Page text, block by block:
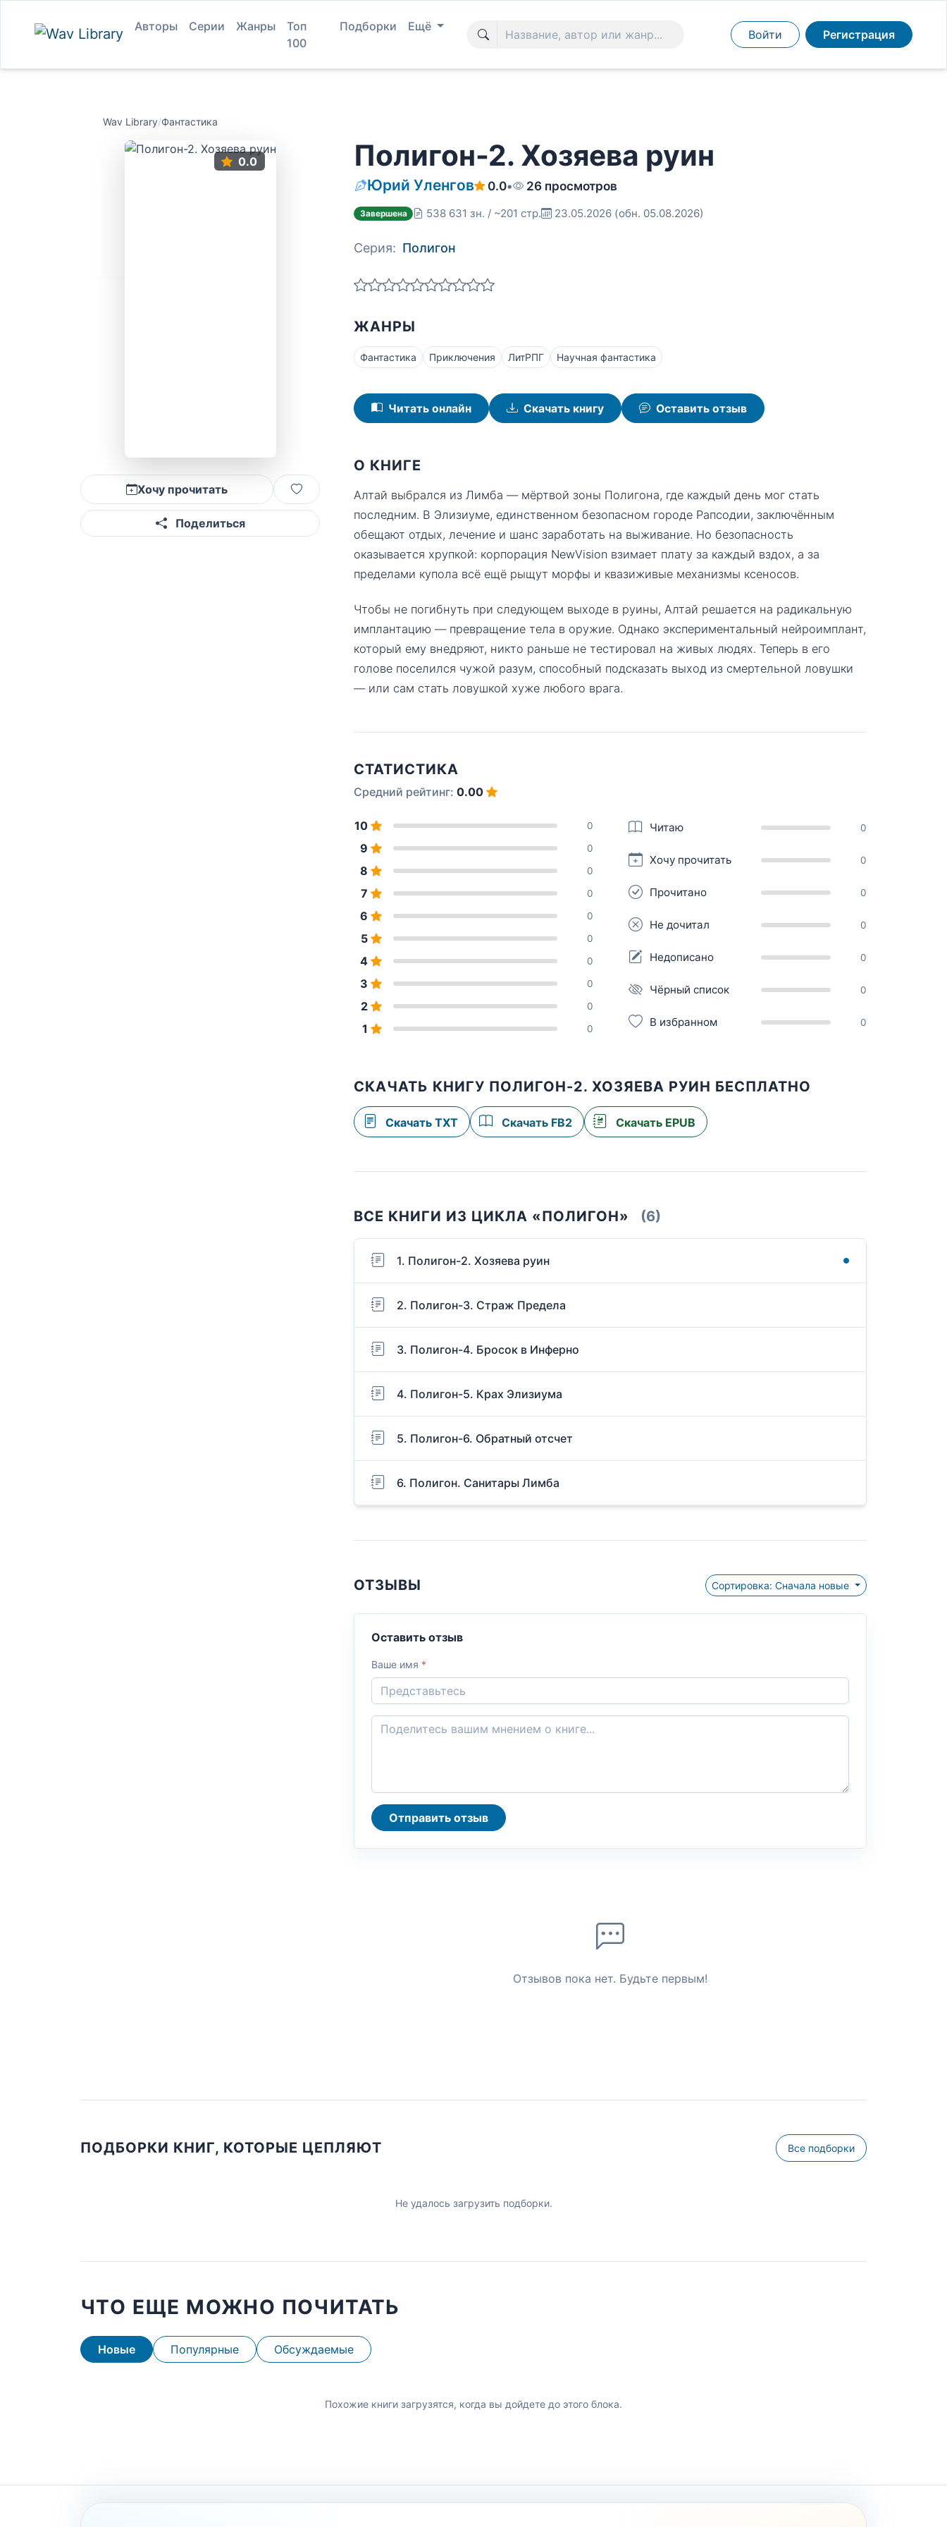
Авторы Серии Жанры
Топ
100
Подборки Ещё
Войти Регистрация
Wav Library/Фантастика
0.0
Хочу прочитать
Поделиться
Полигон-2. Хозяева руин
Юрий Уленгов 0.0• 26 просмотров
Завершена 538 631 зн. / ~201 стр. 23.05.2026 (обн. 05.08.2026)
Серия: Полигон
ЖАНРЫ
Фантастика Приключения ЛитРПГ Научная фантастика
Читать онлайн Скачать книгу Оставить отзыв
О КНИГЕ
Алтай выбрался из Лимба — мёртвой зоны Полигона, где каждый день мог стать
последним. В Элизиуме, единственном безопасном городе Рапсодии, заключённым
обещают отдых, лечение и шанс заработать на выживание. Но безопасность
оказывается хрупкой: корпорация NewVision взимает плату за каждый вздох, а за
пределами купола всё ещё рыщут морфы и квазиживые механизмы ксеносов.
Чтобы не погибнуть при следующем выходе в руины, Алтай решается на радикальную
имплантацию — превращение тела в оружие. Однако экспериментальный нейроимплант,
который ему внедряют, никто раньше не тестировал на живых людях. Теперь в его
голове поселился чужой разум, способный подсказать выход из смертельной ловушки
— или сам стать ловушкой хуже любого врага.
СТАТИСТИКА
Средний рейтинг: 0.00
10 0
9 0
8 0
7 0
6 0
5 0
4 0
3 0
2 0
1 0
Читаю 0
Хочу прочитать 0
Прочитано 0
Не дочитал 0
Недописано 0
Чёрный список 0
В избранном 0
СКАЧАТЬ КНИГУ ПОЛИГОН-2. ХОЗЯЕВА РУИН БЕСПЛАТНО
Скачать TXT Скачать FB2 Скачать EPUB
ВСЕ КНИГИ ИЗ ЦИКЛА «ПОЛИГОН» (6)
1. Полигон-2. Хозяева руин
2. Полигон-3. Страж Предела
3. Полигон-4. Бросок в Инферно
4. Полигон-5. Крах Элизиума
5. Полигон-6. Обратный отсчет
6. Полигон. Санитары Лимба
ОТЗЫВЫ Сортировка: Сначала новые
Оставить отзыв
Ваше имя *
Отправить отзыв
Отзывов пока нет. Будьте первым!
ПОДБОРКИ КНИГ, КОТОРЫЕ ЦЕПЛЯЮТ Все подборки
Не удалось загрузить подборки.
ЧТО ЕЩЕ МОЖНО ПОЧИТАТЬ
Новые Популярные Обсуждаемые
Похожие книги загрузятся, когда вы дойдете до этого блока.